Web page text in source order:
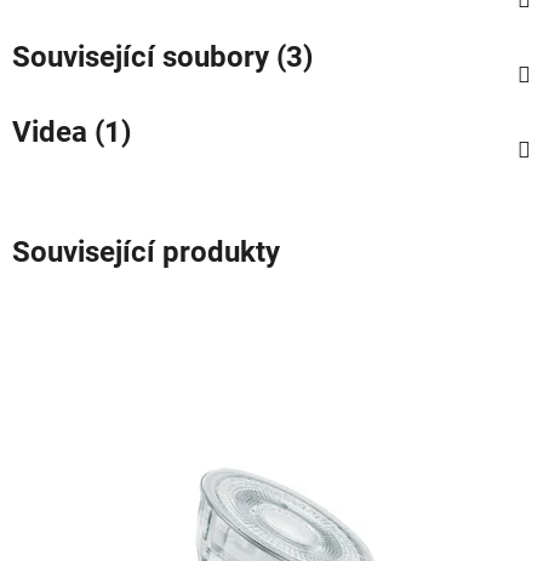
Související soubory (3)
Videa (1)
Související produkty